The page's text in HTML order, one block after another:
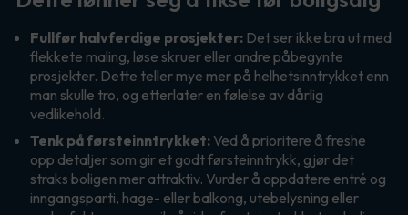
Fullfør halvferdige prosjekter: Det ser ikke bra ut med
flekkete maling, løse skruer eller andre påbegynte
prosjekter. Dette teller mye mer på helhetsinntrykket enn
man skulle tro, og etterlater en følelse av dårlig
vedlikehold.
Tenk på førsteinntrykket: Ved å prioritere å freshe
opp detaljer som gir et godt førsteinntrykk, gjør det
straks boligen mer attraktiv. Vurder å oppdatere entré og
inngangsparti, hage- eller balkong, utebelysning eller